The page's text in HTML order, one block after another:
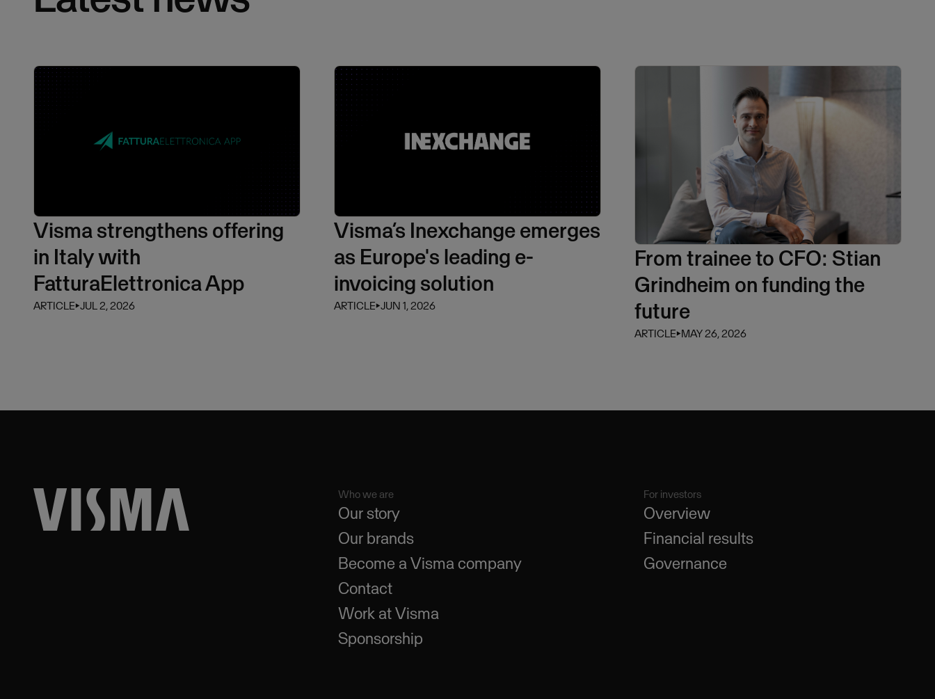
Visma strengthens offering
in Italy with
FatturaElettronica App
ARTICLE⏵JUL 2, 2026
Visma’s Inexchange emerges
as Europe's leading e-
invoicing solution
ARTICLE⏵JUN 1, 2026
From trainee to CFO: Stian
Grindheim on funding the
future
ARTICLE⏵MAY 26, 2026
Who we are
Our story
Our brands
Become a Visma company
Contact
Work at Visma
Sponsorship
For investors
Overview
Financial results
Governance